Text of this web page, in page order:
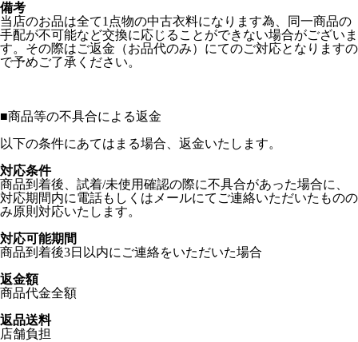
備考
当店のお品は全て1点物の中古衣料になります為、同一商品の
手配が不可能など交換に応じることができない場合がございま
す。その際はご返金（お品代のみ）にてのご対応となりますの
で予めご了承ください。
■商品等の不具合による返金
以下の条件にあてはまる場合、返金いたします。
対応条件
商品到着後、試着/未使用確認の際に不具合があった場合に、
対応期間内に電話もしくはメールにてご連絡いただいたものの
み原則対応いたします。
対応可能期間
商品到着後3日以内にご連絡をいただいた場合
返金額
商品代金全額
返品送料
店舗負担